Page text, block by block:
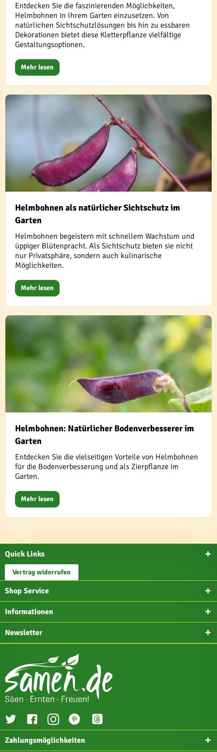
Entdecken Sie die faszinierenden Möglichkeiten,
Helmbohnen in Ihrem Garten einzusetzen. Von
natürlichen Sichtschutzlösungen bis hin zu essbaren
Dekorationen bietet diese Kletterpflanze vielfältige
Gestaltungsoptionen.
Mehr lesen
Helmbohnen als natürlicher Sichtschutz im
Garten
Helmbohnen begeistern mit schnellem Wachstum und
üppiger Blütenpracht. Als Sichtschutz bieten sie nicht
nur Privatsphäre, sondern auch kulinarische
Möglichkeiten.
Mehr lesen
Helmbohnen: Natürlicher Bodenverbesserer im
Garten
Entdecken Sie die vielseitigen Vorteile von Helmbohnen
für die Bodenverbesserung und als Zierpflanze im
Garten.
Mehr lesen
Quick Links
Vertrag widerrufen
Shop Service
Informationen
Newsletter
Zahlungsmöglichkeiten